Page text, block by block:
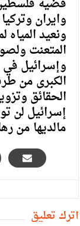
قضية
وايران
ونعيد المياه
المتعنت
وإسرائيل في
الكبرى من
الحقائق
إسرائيل لن
مالديها من
أترك تعليق